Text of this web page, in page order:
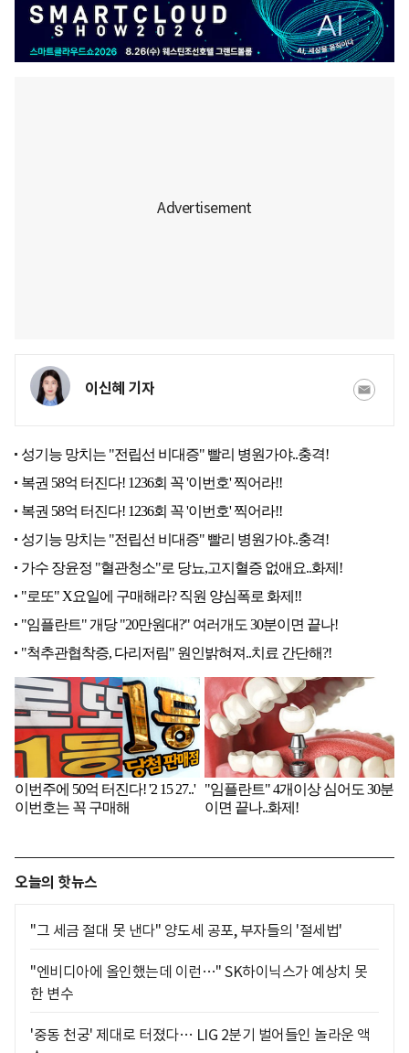
이신혜 기자
오늘의 핫뉴스
"그 세금 절대 못 낸다" 양도세 공포, 부자들의 '절세법'
"엔비디아에 올인했는데 이런…" SK하이닉스가 예상치 못
한 변수
'중동 천궁' 제대로 터졌다… LIG 2분기 벌어들인 놀라운 액